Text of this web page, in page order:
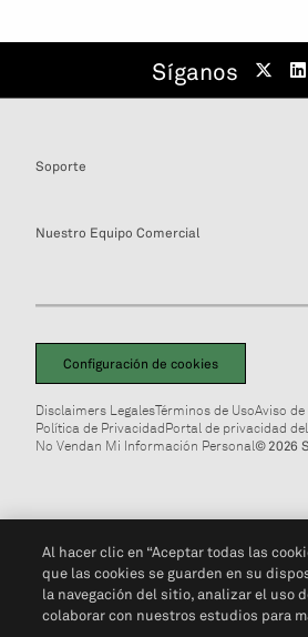
Síganos
Soporte
Nuestro Equipo Comercial
Configuración de cookies
Disclaimers LegalesTérminos de UsoAviso de
Política de PrivacidadPortal de privacidad
No Vendan Mi Información Personal© 2026
Al hacer clic en “Aceptar todas las
que las cookies se guarden en su
la navegación del sitio, analizar el uso
colaborar con nuestros estudios para